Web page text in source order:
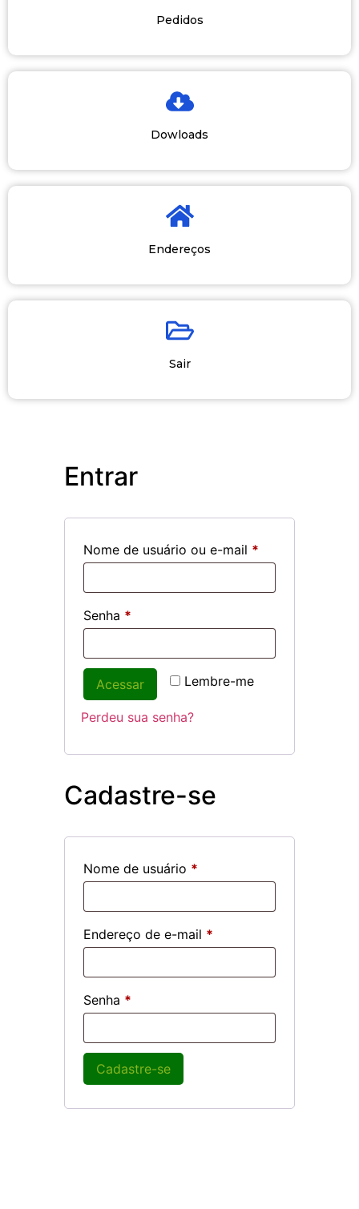
Pedidos
Dowloads
Endereços
Sair
Entrar
Nome de usuário ou e-mail *
Senha *
Lembre-me
Acessar
Perdeu sua senha?
Cadastre-se
Nome de usuário *
Endereço de e-mail *
Senha *
Cadastre-se